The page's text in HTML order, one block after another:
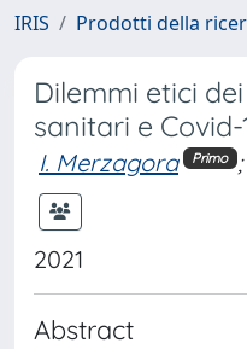
IRIS Prodotti della
Dilemmi etici
sanitari e Covid-
I. Merzagora Primo ;
2021
Abstract